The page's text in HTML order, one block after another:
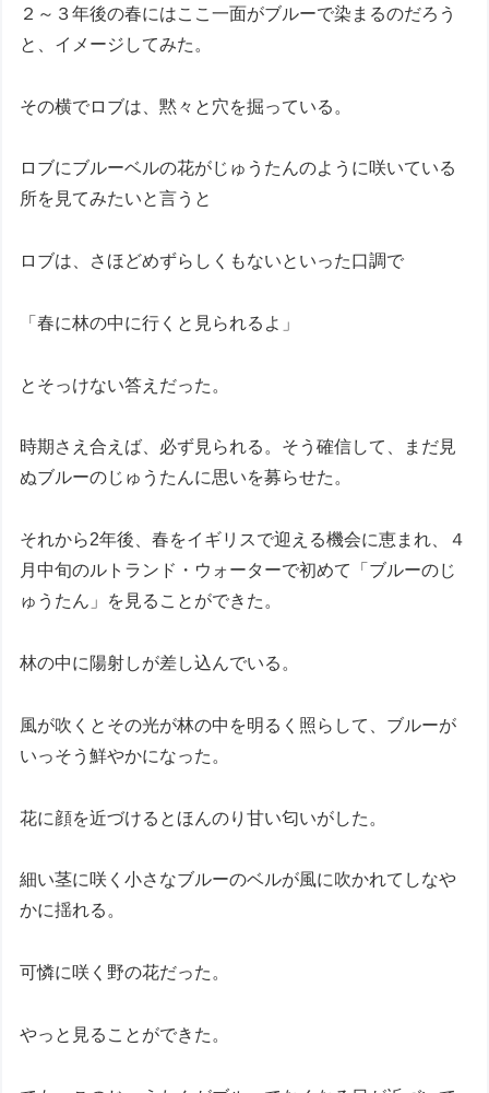
２～３年後の春にはここ一面がブルーで染まるのだろう
と、イメージしてみた。
その横でロブは、黙々と穴を掘っている。
ロブにブルーベルの花がじゅうたんのように咲いている
所を見てみたいと言うと
ロブは、さほどめずらしくもないといった口調で
「春に林の中に行くと見られるよ」
とそっけない答えだった。
時期さえ合えば、必ず見られる。そう確信して、まだ見
ぬブルーのじゅうたんに思いを募らせた。
それから2年後、春をイギリスで迎える機会に恵まれ、４
月中旬のルトランド・ウォーターで初めて「ブルーのじ
ゅうたん」を見ることができた。
林の中に陽射しが差し込んでいる。
風が吹くとその光が林の中を明るく照らして、ブルーが
いっそう鮮やかになった。
花に顔を近づけるとほんのり甘い匂いがした。
細い茎に咲く小さなブルーのベルが風に吹かれてしなや
かに揺れる。
可憐に咲く野の花だった。
やっと見ることができた。